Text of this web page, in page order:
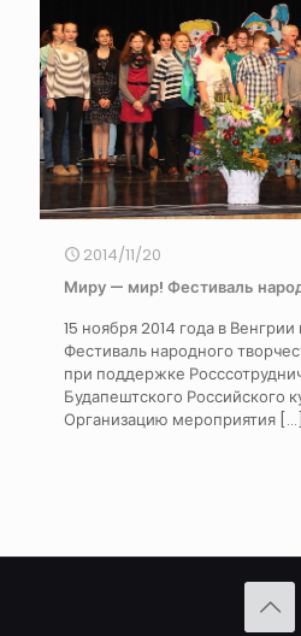
2014/11/20
Миру — мир! Фестиваль
15 ноября 2014 года в Венгрии
Фестиваль народного
при поддержке
Будапештского Российского
Организацию мероприятия […]